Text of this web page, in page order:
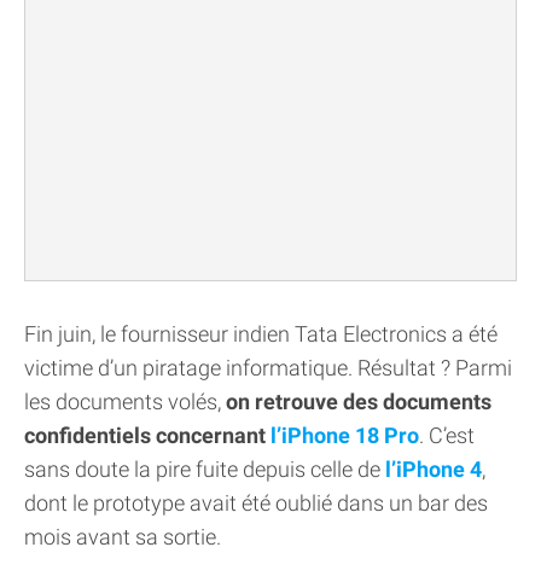
Fin juin, le fournisseur indien Tata Electronics a été
victime d’un piratage informatique. Résultat ? Parmi
les documents volés,on retrouve des documents
confidentiels concernant l’iPhone 18 Pro. C’est
sans doute la pire fuite depuis celle de l’iPhone 4,
dont le prototype avait été oublié dans un bar des
mois avant sa sortie.